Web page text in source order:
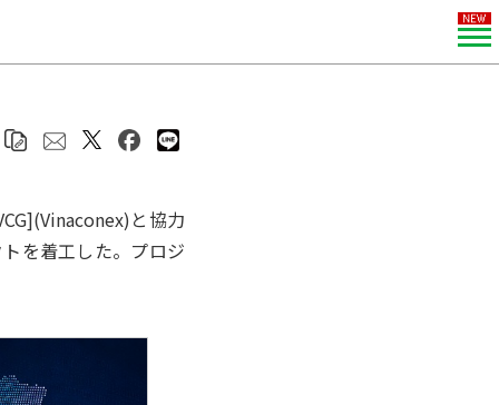
と協力
を着工した。プロジ